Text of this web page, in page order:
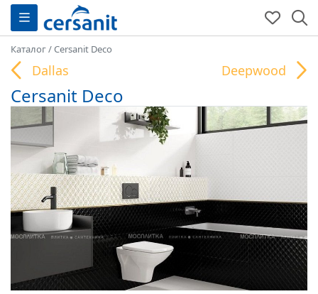
Каталог/Cersanit Deco
Dallas Deepwood
Cersanit Deco